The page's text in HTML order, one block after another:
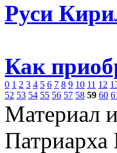
Руси
Как
0 1 2 3 4 5 6 7 8 9 10 11 12
52 53 54 55 56 57 58 59 60
Материал
Патриарха